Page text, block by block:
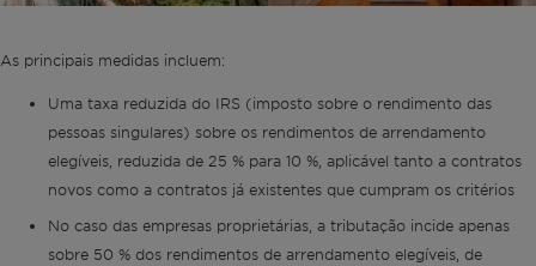
As principais medidas incluem:
Uma taxa reduzida do IRS (imposto sobre o rendimento das
pessoas singulares) sobre os rendimentos de arrendamento
elegíveis, reduzida de 25 % para 10 %, aplicável tanto a contratos
novos como a contratos já existentes que cumpram os critérios
No caso das empresas proprietárias, a tributação incide apenas
sobre 50 % dos rendimentos de arrendamento elegíveis, de